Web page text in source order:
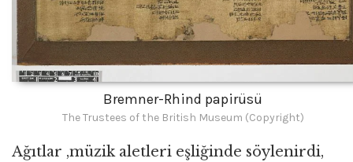
Bremner-Rhind papirüsü
The Trustees of the British Museum (Copyright)
Ağıtlar ,müzik aletleri eşliğinde söylenirdi,